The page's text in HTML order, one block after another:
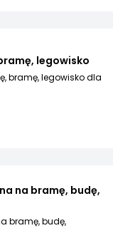
legowisko
bramę, legowisko dla
na bramę, budę,
bramę, budę,